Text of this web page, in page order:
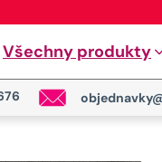
Všechny produkty